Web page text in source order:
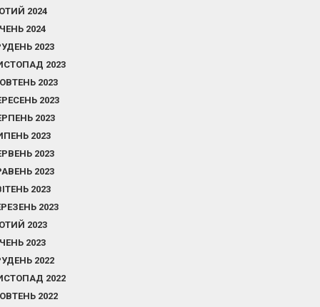
2024
2024
2023
2023
2023
2023
2023
2023
2023
2023
2023
2023
2023
2023
2022
2022
2022